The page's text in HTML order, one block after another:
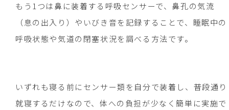
もう1つは鼻に装着する呼吸センサーで、鼻孔の気流
（息の出入り）やいびき音を記録することで、睡眠中の
呼吸状態や気道の閉塞状況を調べる方法です。
いずれも寝る前にセンサー類を自分で装着し、普段通り
就寝するだけなので、体への負担が少なく簡単に実施で